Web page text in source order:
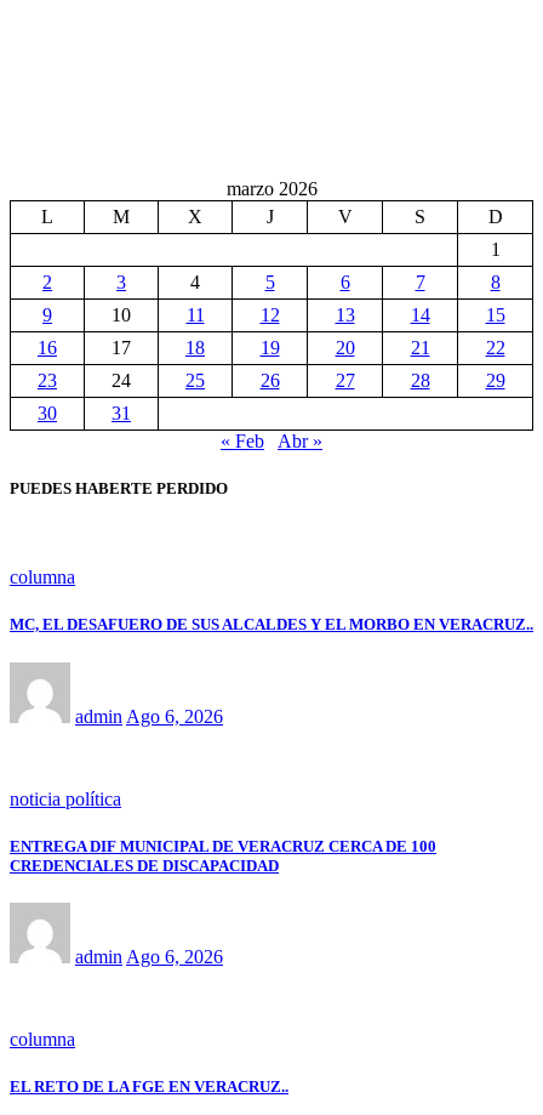
marzo 2026
L
M X J V S
D
1
2
3 4 5 6 7
8
9
10 11 12 13 14
15
16
17 18 19 20 21
22
23
24 25 26 27 28
29
30
31
« Feb
Abr »
PUEDES HABERTE PERDIDO
columna
MC, EL DESAFUERO DE SUS ALCALDES Y EL MORBO EN VERACRUZ..
admin Ago 6, 2026
noticia política
ENTREGA DIF MUNICIPAL DE VERACRUZ CERCA DE 100
CREDENCIALES DE DISCAPACIDAD
admin Ago 6, 2026
columna
EL RETO DE LA FGE EN VERACRUZ..